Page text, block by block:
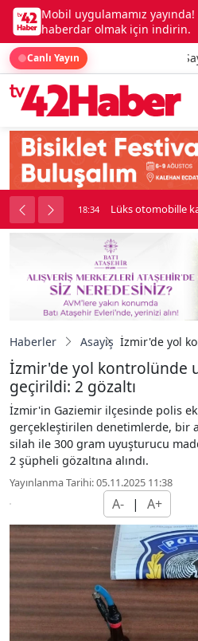
Mobil uygulamamız
haberdar olmak için indirin.
Canlı Yayın Ana
kavga çıktı 18:34 Lüks otomobille
Haberler Asayiş İzmir'de yol
İzmir'de yol kontrolünde
geçirildi: 2 gözaltı
İzmir'in Gaziemir ilçesinde polis
gerçekleştirilen denetimlerde, bir
silah ile 300 gram uyuşturucu
2 şüpheli gözaltına alındı.
Yayınlanma Tarihi: 05.11.2025 11:38
A- | A+